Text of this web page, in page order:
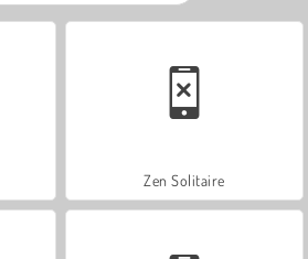
Zen Solitaire